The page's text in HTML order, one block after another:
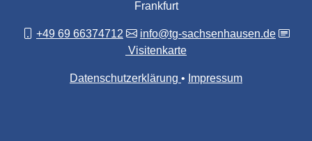
Frankfurt
+49 69 66374712
info@tg-sachsenhausen.de
Visitenkarte
Datenschutzerklärung Impressum